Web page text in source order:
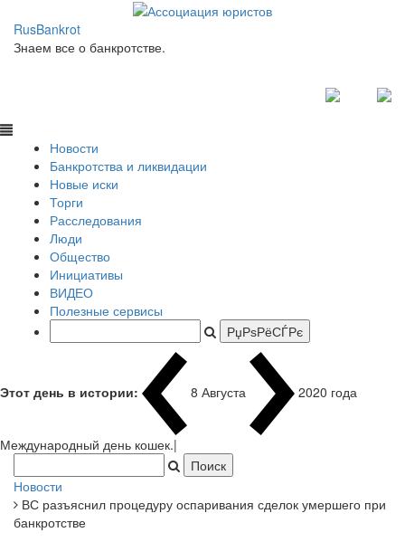
RusBankrot
Знаем все о банкротстве.
Новости
Банкротства и ликвидации
Новые иски
Торги
Расследования
Люди
Общество
Инициативы
ВИДЕО
Полезные сервисы
Этот день в истории: 8 Августа 2020 года
Международный |
Новости
ВС разъяснил процедуру оспаривания сделок умершего при
банкротстве